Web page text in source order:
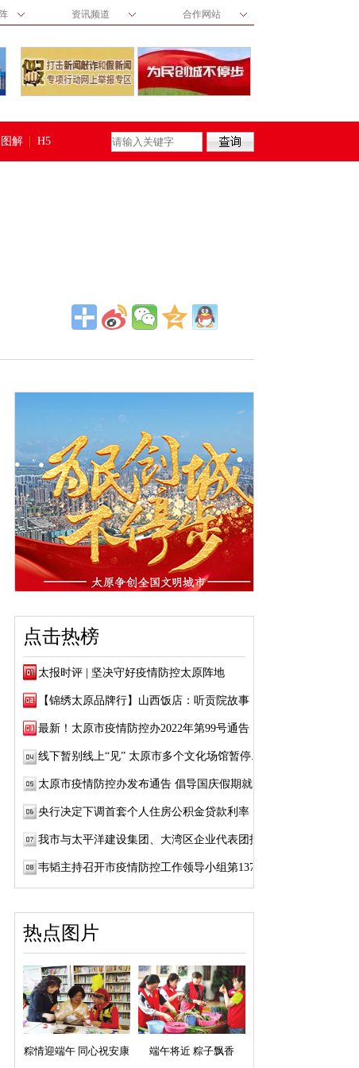
资讯频道 合作网站
图解 H5
点击热榜
太报时评 | 坚决守好疫情防控太原阵地
【锦绣太原品牌行】山西饭店：听贡院故事 品...
最新！太原市疫情防控办2022年第99号通告
线下暂别线上“见” 太原市多个文化场馆暂停...
太原市疫情防控办发布通告 倡导国庆假期就地...
央行决定下调首套个人住房公积金贷款利率
我市与太平洋建设集团、大湾区企业代表团招...
韦韬主持召开市疫情防控工作领导小组第137次...
热点图片
粽情迎端午 同心祝安康 端午将近 粽子飘香